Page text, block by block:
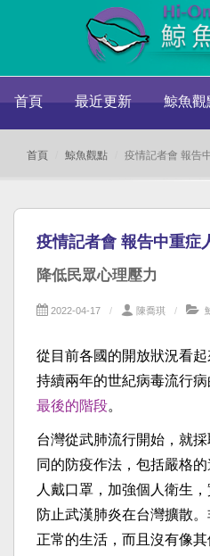
首頁 最近更新 鯨魚觀
首頁 鯨魚觀點 疫情記者會 報告
疫情記者會 報告中重症
降低民眾心理壓力
2022-04-17 陳喬琪
從目前各國的開放狀況看
持續兩年的世紀病毒流行
最後的階段。
台灣從武肺流行開始，就
同的防疫作法，包括嚴格
人戴口罩，加強個人衛生
防止武漢肺炎在台灣擴散
正常的生活，而且沒有像